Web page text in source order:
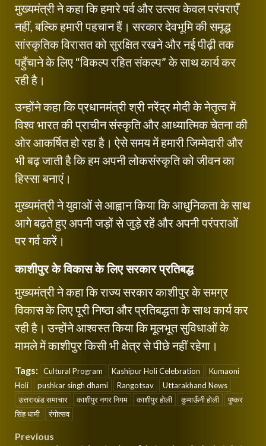
मुख्यमंत्री ने कहा कि हमारे पर्व और उत्सव केवल परंपराएँ
नहीं, बल्कि हमारी पहचान हैं। सरकार देवभूमि की समृद्ध
सांस्कृतिक विरासत को सुरक्षित रखने और नई पीढ़ी तक
पहुँचाने के लिए “विकल्प रहित संकल्प” के साथ कार्य कर
रही है।
उन्होंने कहा कि प्रधानमंत्री श्री नरेंद्र मोदी के नेतृत्व में
विश्व भारत की प्राचीन संस्कृति और आध्यात्मिक चेतना की
ओर आकर्षित हो रहा है। ऐसे समय में हमारी जिम्मेदारी और
भी बढ़ जाती है कि हम अपनी लोकसंस्कृति को जीवन का
हिस्सा बनाएं।
मुख्यमंत्री ने युवाओं से आह्वान किया कि आधुनिकता के साथ
आगे बढ़ते हुए अपनी जड़ों से जुड़े रहें और अपनी परंपराओं
पर गर्व करें।
काशीपुर के विकास के लिए सरकार प्रतिबद्ध
मुख्यमंत्री ने कहा कि राज्य सरकार काशीपुर के समग्र
विकास के लिए पूरी निष्ठा और प्रतिबद्धता के साथ कार्य कर
रही है। उन्होंने आश्वस्त किया कि मूलभूत सुविधाओं के
मामले में काशीपुर किसी भी क्षेत्र से पीछे नहीं रहेगा।
Tags: Cultural Program Kashipur Holi Celebration
Kumaoni
Holi
pushkar singh dhami Rangotsav
Uttarakhand News
उत्तराखंड समाचार
काशीपुर नगर निगम काशीपुर होली कुमाऊँनी होली
पुष्कर
सिंह धामी
रंगोत्सव
Post
Previous